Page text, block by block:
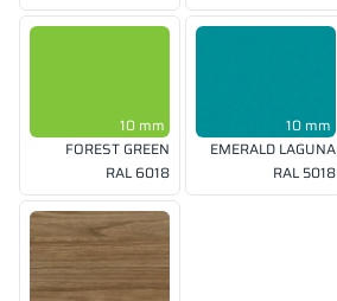
10 mm
FOREST GREEN
RAL 6018
10 mm
EMERALD LAGUNA
RAL 5018